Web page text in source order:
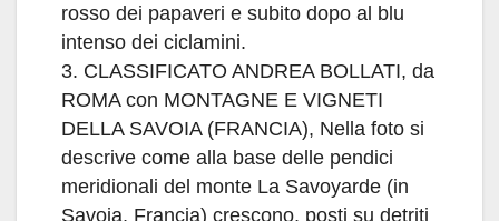
rosso dei papaveri e subito dopo al blu
intenso dei ciclamini.
3. CLASSIFICATO ANDREA BOLLATI, da
ROMA con MONTAGNE E VIGNETI
DELLA SAVOIA (FRANCIA), Nella foto si
descrive come alla base delle pendici
meridionali del monte La Savoyarde (in
Savoia, Francia) crescono, posti su detriti